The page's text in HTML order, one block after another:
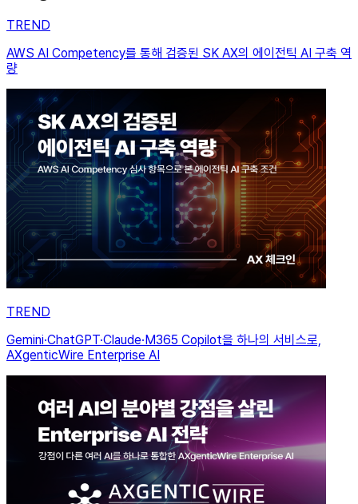
TREND
AWS AI Competency를 통해 검증된 SK AX의 에이전틱 AI 구축 역
량
TREND
Gemini·ChatGPT·Claude·M365 Copilot을 하나의 서비스로,
AXgenticWire Enterprise AI